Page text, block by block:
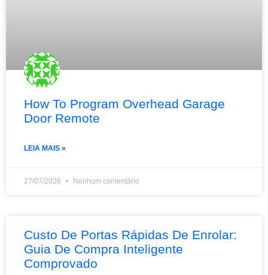
How To Program Overhead Garage
Door Remote
LEIA MAIS »
27/07/2026 Nenhum comentário
Custo De Portas Rápidas De Enrolar:
Guia De Compra Inteligente
Comprovado